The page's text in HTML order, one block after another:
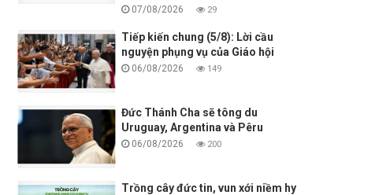
07/08/2026 29
Tiếp kiến chung (5/8): Lời cầu
nguyện phụng vụ của Giáo hội
06/08/2026 149
Đức Thánh Cha sẽ tông du
Uruguay, Argentina và Pêru
06/08/2026 200
Trồng cây đức tin, vun xới niềm hy